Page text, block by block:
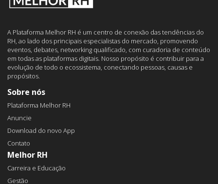
A Plataforma Melhor RH é um centro de conexão das tendências do
RH, ao lado dos principais especialistas do mercado, promovendo
eventos, debates, networking qualificado, com curadoria de conteúdo
em todas as plataformas digitais. Nosso propósito é contribuir para a
evolução de todo o ecossistema, conectando pessoas, causas e
propósitos.
Sobre nós
Plataforma Melhor RH
Anuncie
Download do novo App
Contato
Melhor RH
Carreira e Educação
Gestão